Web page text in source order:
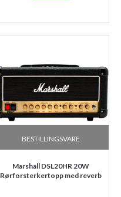
BESTILLINGSVARE
Marshall DSL20HR 20W
Rørforsterkertopp med reverb